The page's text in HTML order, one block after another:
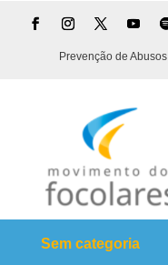
Prevenção de Abusos
Sem categoria